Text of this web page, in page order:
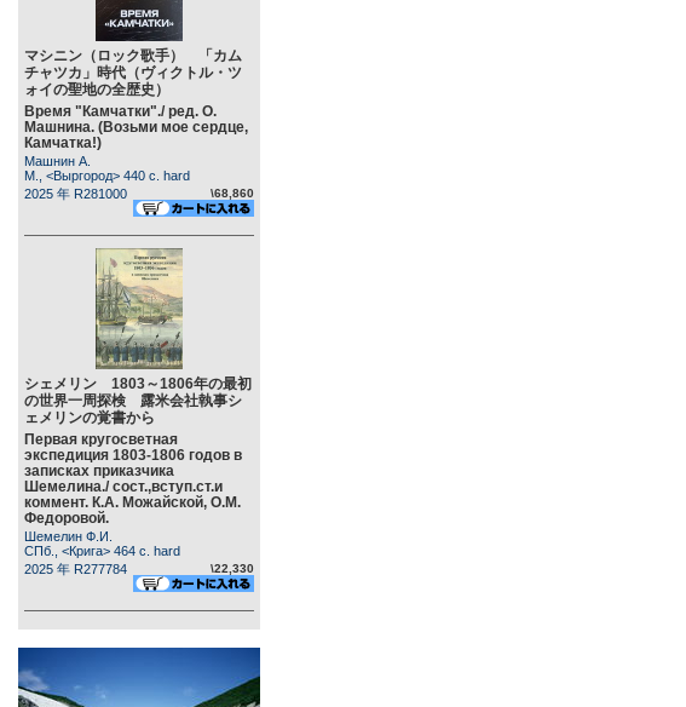
マシニン（ロック歌手） 「カム
チャツカ」時代（ヴィクトル・ツ
ォイの聖地の全歴史）
Время "Камчатки"./ ред. О.
Машнина. (Возьми мое сердце,
Камчатка!)
Машнин А.
М., <Выргород> 440 c. hard
2025 年 R281000
\68,860
シェメリン 1803～1806年の最初
の世界一周探検 露米会社執事シ
ェメリンの覚書から
Первая кругосветная
экспедиция 1803-1806 годов в
записках приказчика
Шемелина./ сост.,вступ.ст.и
коммент. К.А. Можайской, О.М.
Федоровой.
Шемелин Ф.И.
СПб., <Крига> 464 c. hard
2025 年 R277784
\22,330